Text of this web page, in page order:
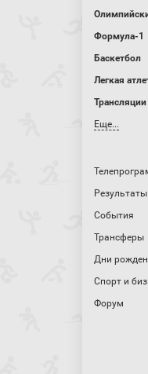
Формула-1
Баскетбол
Легкая
Трансляции
Еще...
Результаты
События
Трансферы
Дни
Спорт и
Форум